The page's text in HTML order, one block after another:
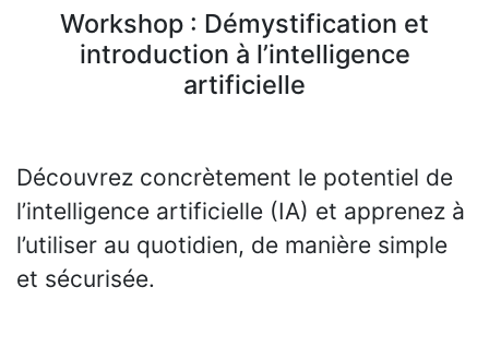
Workshop : Démystification et
introduction à l’intelligence
artificielle
Découvrez concrètement le potentiel de
l’intelligence artificielle (IA) et apprenez à
l’utiliser au quotidien, de manière simple
et sécurisée.